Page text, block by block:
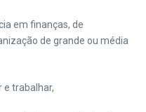
em finanças, de
de grande ou média
e trabalhar,